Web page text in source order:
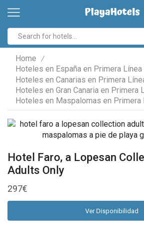
Home /
Hoteles en España en Primera
Hoteles en Canarias en Primera
Hoteles en Gran Canaria en Primera
Hoteles en Maspalomas en Primera
Hotel Faro, a Lopesan
Adults Only
297€
Ver Disponibilidad